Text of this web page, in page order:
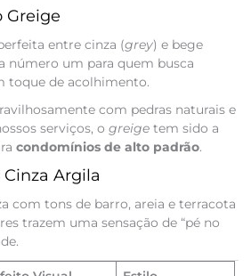
Greige
entre cinza (grey) e bege
número um para quem busca
toque de acolhimento.
com pedras naturais e
serviços, o greigetem sido a
condomínios de alto padrão.
Cinza Argila
com tons de barro, areia e terracota
trazem uma sensação de “pé no